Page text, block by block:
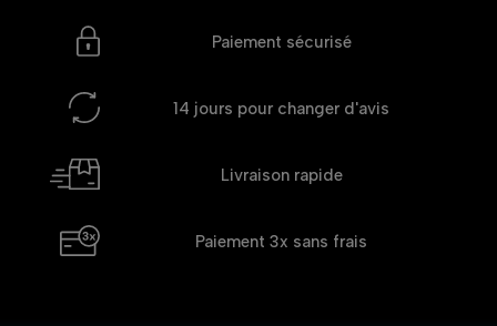
Paiement sécurisé
14 jours pour changer d'avis
Livraison rapide
Paiement 3x sans frais